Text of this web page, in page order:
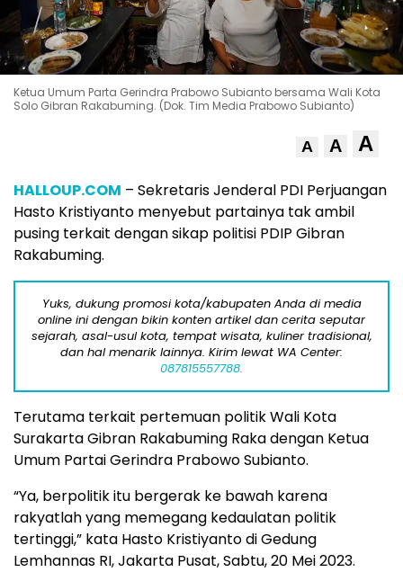
Ketua Umum Parta Gerindra Prabowo Subianto bersama Wali Kota
Solo Gibran Rakabuming. (Dok. Tim Media Prabowo Subianto)
A A A
HALLOUP.COM – Sekretaris Jenderal PDI Perjuangan
Hasto Kristiyanto menyebut partainya tak ambil
pusing terkait dengan sikap politisi PDIP Gibran
Rakabuming.
Yuks, dukung promosi kota/kabupaten Anda di media
online ini dengan bikin konten artikel dan cerita seputar
sejarah, asal-usul kota, tempat wisata, kuliner tradisional,
dan hal menarik lainnya. Kirim lewat WA Center:
087815557788.
Terutama terkait pertemuan politik Wali Kota
Surakarta Gibran Rakabuming Raka dengan Ketua
Umum Partai Gerindra Prabowo Subianto.
“Ya, berpolitik itu bergerak ke bawah karena
rakyatlah yang memegang kedaulatan politik
tertinggi,” kata Hasto Kristiyanto di Gedung
Lemhannas RI, Jakarta Pusat, Sabtu, 20 Mei 2023.